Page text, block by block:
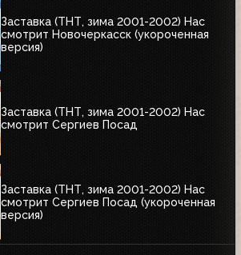
Заставка (ТНТ, зима 2001-2002) Нас
смотрит Новочеркасск (укороченная
версия)
Заставка (ТНТ, зима 2001-2002) Нас
смотрит Сергиев Посад
Заставка (ТНТ, зима 2001-2002) Нас
смотрит Сергиев Посад (укороченная
версия)